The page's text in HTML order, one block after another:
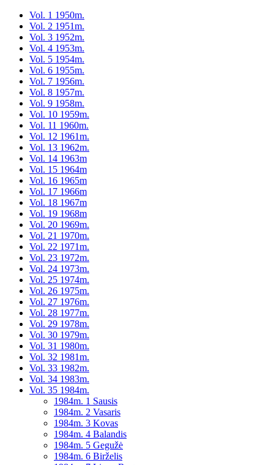
Vol. 1 1950m.
Vol. 2 1951m.
Vol. 3 1952m.
Vol. 4 1953m.
Vol. 5 1954m.
Vol. 6 1955m.
Vol. 7 1956m.
Vol. 8 1957m.
Vol. 9 1958m.
Vol. 10 1959m.
Vol. 11 1960m.
Vol. 12 1961m.
Vol. 13 1962m.
Vol. 14 1963m
Vol. 15 1964m
Vol. 16 1965m
Vol. 17 1966m
Vol. 18 1967m
Vol. 19 1968m
Vol. 20 1969m.
Vol. 21 1970m.
Vol. 22 1971m.
Vol. 23 1972m.
Vol. 24 1973m.
Vol. 25 1974m.
Vol. 26 1975m.
Vol. 27 1976m.
Vol. 28 1977m.
Vol. 29 1978m.
Vol. 30 1979m.
Vol. 31 1980m.
Vol. 32 1981m.
Vol. 33 1982m.
Vol. 34 1983m.
Vol. 35 1984m.
1984m. 1 Sausis
1984m. 2 Vasaris
1984m. 3 Kovas
1984m. 4 Balandis
1984m. 5 Gegužė
1984m. 6 Birželis